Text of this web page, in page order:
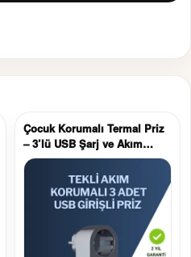
Çocuk Korumalı Termal Priz
– 3’lü USB Şarj ve Akım
Koruması